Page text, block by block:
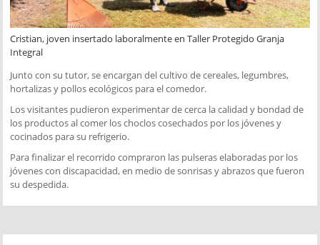
Cristian, joven insertado laboralmente en Taller Protegido Granja
Integral
Junto con su tutor, se encargan del cultivo de cereales, legumbres,
hortalizas y pollos ecológicos para el comedor.
Los visitantes pudieron experimentar de cerca la calidad y bondad de
los productos al comer los choclos cosechados por los jóvenes y
cocinados para su refrigerio.
Para finalizar el recorrido compraron las pulseras elaboradas por los
jóvenes con discapacidad, en medio de sonrisas y abrazos que fueron
su despedida.